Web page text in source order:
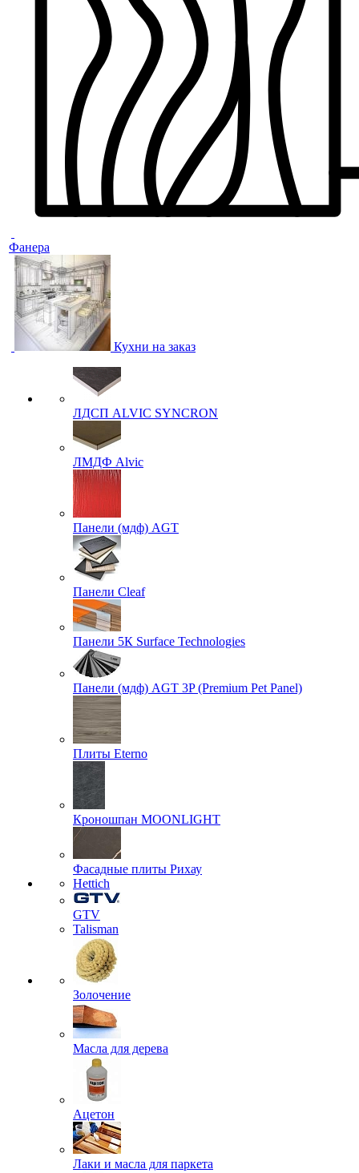
Фанера
Кухни на заказ
ЛДСП ALVIC SYNCRON
ЛМДФ Alvic
Панели (мдф) AGT
Панели Cleaf
Панели 5К Surface Technologies
Панели (мдф) AGT 3P (Premium Pet Panel)
Плиты Eterno
Кроношпан MOONLIGHT
Фасадные плиты Рихау
Hettich
GTV
Talisman
Золочение
Масла для дерева
Ацетон
Лаки и масла для паркета